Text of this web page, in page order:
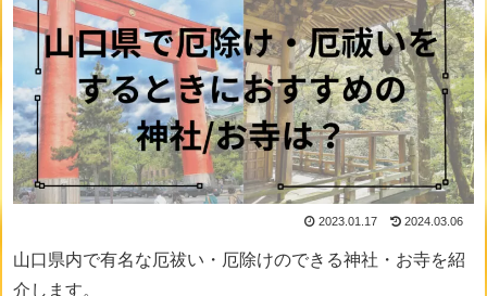
2023.01.17 2024.03.06
山口県内で有名な厄祓い・厄除けのできる神社・お寺を紹
介します。